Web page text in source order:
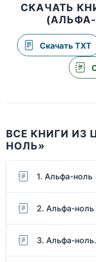
СКАЧАТЬ
Скачать TXT
ВСЕ КНИГИ ИЗ
НОЛЬ»
1. Альфа-ноль
2. Альфа-
3. Альфа-